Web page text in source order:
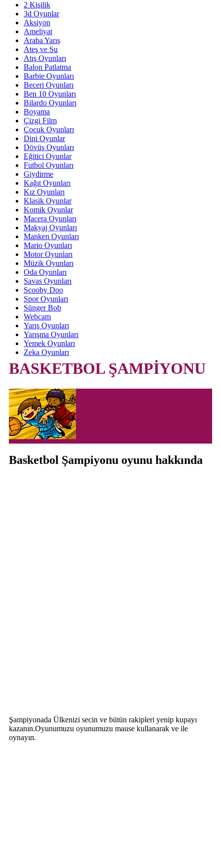
2 Kişilik
3d Oyunlar
Aksiyon
Ameliyat
Araba Yarış
Ateş ve Su
Atış Oyunları
Balon Patlatma
Barbie Oyunları
Beceri Oyunları
Ben 10 Oyunları
Bilardo Oyunları
Boyama
Çizgi Film
Çocuk Oyunları
Dini Oyunlar
Dövüş Oyunları
Eğitici Oyunlar
Futbol Oyunları
Giydirme
Kağıt Oyunları
Kız Oyunları
Klasik Oyunlar
Komik Oyunlar
Macera Oyunları
Makyaj Oyunları
Manken Oyunları
Mario Oyunları
Motor Oyunları
Müzik Oyunları
Oda Oyunları
Savas Oyunları
Scooby Doo
Spor Oyunları
Sünger Bob
Webcam
Yarış Oyunları
Yarışma Oyunları
Yemek Oyunları
Zeka Oyunları
BASKETBOL ŞAMPİYONU
Basketbol Şampiyonu oyunu hakkında
Şampiyonada Ülkenizi secin ve bütün rakipleri yenip kupayı
kazanın.Oyunumuzu oyunumuzu mause kullanarak ve ile
oynayın.